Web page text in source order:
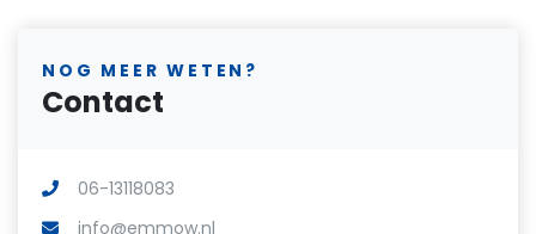
NOG MEER WETEN?
Contact
06-13118083
info@emmow.nl